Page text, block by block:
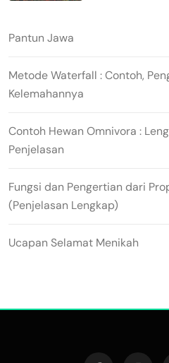
Pantun Jawa
Metode Waterfall : Contoh,
Kelemahannya
Contoh Hewan Omnivora :
Penjelasan
Fungsi dan Pengertian dari
(Penjelasan Lengkap)
Ucapan Selamat Menikah